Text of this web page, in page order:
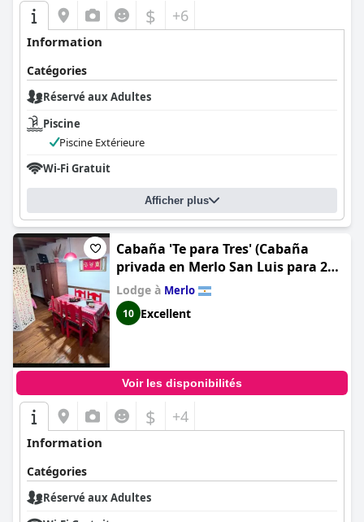
$ +6
Information
Catégories
Réservé aux Adultes
Piscine
Piscine Extérieure
Wi-Fi Gratuit
Afficher plus
Cabaña 'Te para Tres' (Cabaña
privada en Merlo San Luis para 2
personas Totalmente equipada Té
para tres)
Lodge à Merlo
10 Excellent
Voir les disponibilités
$ +4
Information
Catégories
Réservé aux Adultes